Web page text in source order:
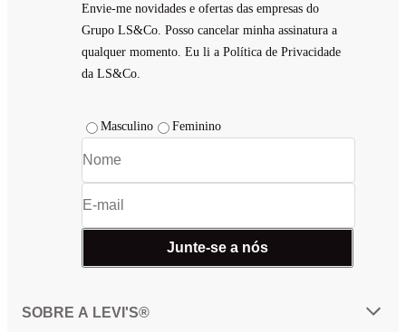
Envie-me novidades e ofertas das empresas do
Grupo LS&Co. Posso cancelar minha assinatura a
qualquer momento. Eu li a Política de Privacidade
da LS&Co.
Masculino Feminino
Junte-se a nós
SOBRE A LEVI'S®